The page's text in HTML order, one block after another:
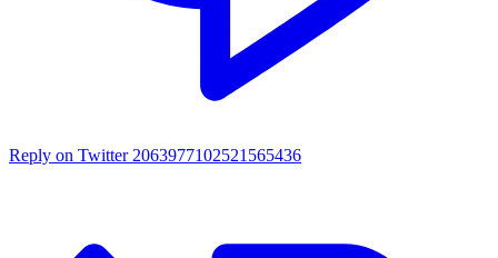
Reply on Twitter 2063977102521565436